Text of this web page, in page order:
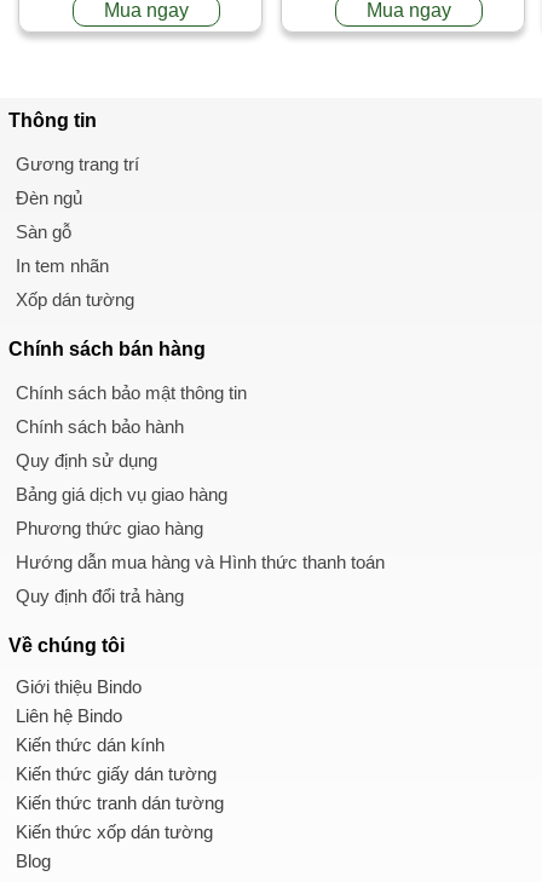
Mua ngay Mua ngay
Thông tin
Gương trang trí
Đèn ngủ
Sàn gỗ
In tem nhãn
Xốp dán tường
Chính sách bán hàng
Chính sách bảo mật thông tin
Chính sách bảo hành
Quy định sử dụng
Bảng giá dịch vụ giao hàng
Phương thức giao hàng
Hướng dẫn mua hàng và Hình thức thanh toán
Quy định đổi trả hàng
Về chúng tôi
Giới thiệu Bindo
Liên hệ Bindo
Kiến thức dán kính
Kiến thức giấy dán tường
Kiến thức tranh dán tường
Kiến thức xốp dán tường
Blog